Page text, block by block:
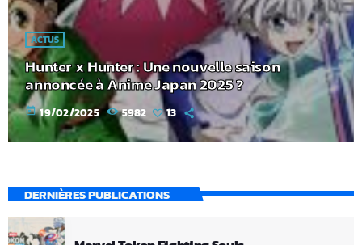
ACTUS
Hunter x Hunter : Une nouvelle saison
annoncée à Anime Japan 2025 ?
today 19/02/2025 5982 13
DERNIÈRES PUBLICATIONS